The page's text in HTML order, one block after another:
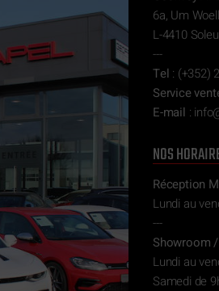
6a, Um
L-4410
---
Tel : (+352)
Service
E-mail : ni
NOS
Réception
Lundi au
---
Showroom
Lundi au
Samedi de